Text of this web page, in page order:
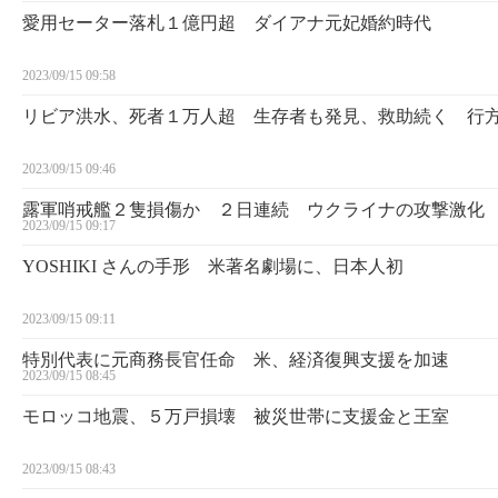
愛用セーター落札１億円超 ダイアナ元妃婚約時代
2023/09/15 09:58
リビア洪水、死者１万人超 生存者も発見、救助続く 行
2023/09/15 09:46
露軍哨戒艦２隻損傷か ２日連続 ウクライナの攻撃激化
2023/09/15 09:17
YOSHIKI さんの手形 米著名劇場に、日本人初
2023/09/15 09:11
特別代表に元商務長官任命 米、経済復興支援を加速
2023/09/15 08:45
モロッコ地震、５万戸損壊 被災世帯に支援金と王室
2023/09/15 08:43